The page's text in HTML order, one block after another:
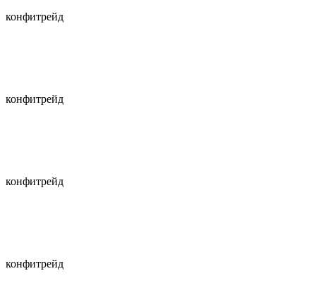
конфитрейд
конфитрейд
конфитрейд
конфитрейд